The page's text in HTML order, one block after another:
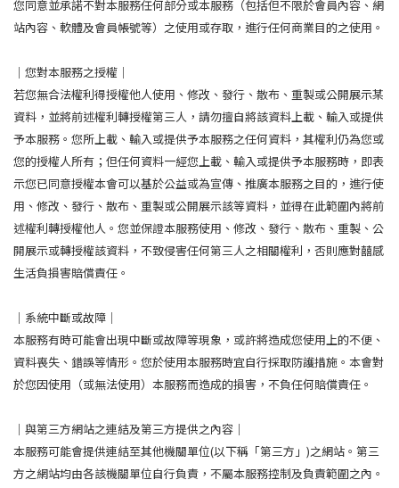
您同意並承諾不對本服務任何部分或本服務（包括但不限於會員內容、網
站內容、軟體及會員帳號等）之使用或存取，進行任何商業目的之使用。
｜您對本服務之授權｜
若您無合法權利得授權他人使用、修改、發行、散布、重製或公開展示某
資料，並將前述權利轉授權第三人，請勿擅自將該資料上載、輸入或提供
予本服務。您所上載、輸入或提供予本服務之任何資料，其權利仍為您或
您的授權人所有；但任何資料一經您上載、輸入或提供予本服務時，即表
示您已同意授權本會可以基於公益或為宣傳、推廣本服務之目的，進行使
用、修改、發行、散布、重製或公開展示該等資料，並得在此範圍內將前
述權利轉授權他人。您並保證本服務使用、修改、發行、散布、重製、公
開展示或轉授權該資料，不致侵害任何第三人之相關權利，否則應對囍感
生活負損害賠償責任。
｜系統中斷或故障｜
本服務有時可能會出現中斷或故障等現象，或許將造成您使用上的不便、
資料喪失、錯誤等情形。您於使用本服務時宜自行採取防護措施。本會對
於您因使用（或無法使用）本服務而造成的損害，不負任何賠償責任。
｜與第三方網站之連結及第三方提供之內容｜
本服務可能會提供連結至其他機關單位(以下稱「第三方」)之網站。第三
方之網站均由各該機關單位自行負責，不屬本服務控制及負責範圍之內。